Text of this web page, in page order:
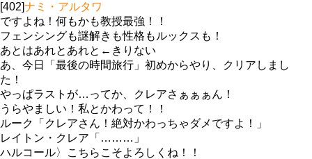
[402]ナミ・アルタワ
ですよね！何もかも教授最強！！
フェンシングも謎解きも性格もルックスも！
あとはあれとあれと←きりない
あ、今日「最後の時間旅行」初めからやり、クリアしまし
た！
やっぱラストが…ってか、クレアさぁぁぁん！
うらやましい！私とかわって！！
ルーク「クレアさん！絶対かわっちゃダメですよ！」
レイトン・クレア「………」
ハルコール〉こちらこそよろしくね！！